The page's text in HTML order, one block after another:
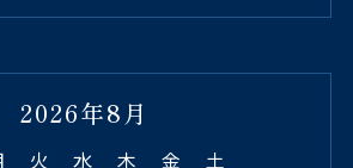
2026年8月
火 水 木 金 土